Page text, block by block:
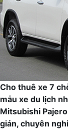
Cho thuê xe 7
mẫu xe du lịch
Mitsubishi
giản, chuyên